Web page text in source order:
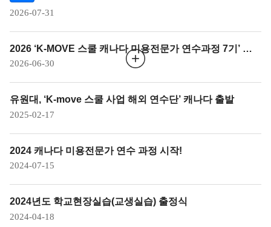
2026-07-31
2026 ‘K-MOVE 스쿨 캐나다 미용전문가 연수과정 7기’ 캐
나다 출국
2026-06-30
유원대, ‘K-move 스쿨 사업 해외 연수단’ 캐나다 출발
2025-02-17
2024 캐나다 미용전문가 연수 과정 시작!
2024-07-15
2024년도 학교현장실습(교생실습) 출정식
2024-04-18